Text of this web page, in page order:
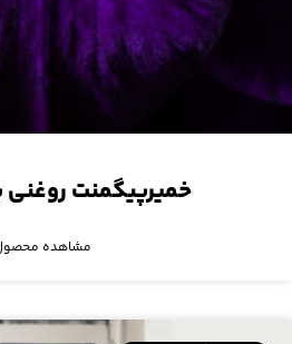
خمیرپیگمنت روغنی
مشاهده